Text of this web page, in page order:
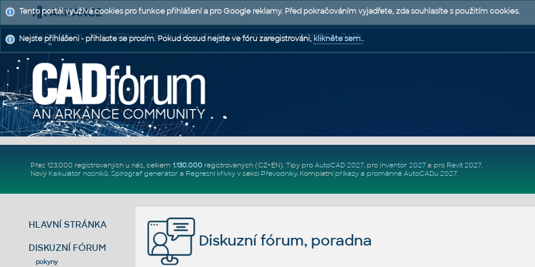
CAD FÓRUM - TIPY A TRIKY | UTILITY | DISKUZE | BLOKY | PODPORA | POMOC A RADY
Přes 123.000 registrovaných u nás, celkem 1.130.000registrovaných (CZ+EN). Tipy pro AutoCAD 2027, pro Inventor 2027a pro Revit 2027.
Nový Kalkulátor nosníků, Spirograf generátor a Regresní křivkyv sekci Převodníky. Kompletní příkazya proměnné AutoCADu 2027.
HLAVNÍ STRÁNKA
DISKUZNÍ FÓRUM
pokyny
Diskuzní fórum, poradna
Tento portál využívá cookies pro funkce přihlášení a pro Google reklamy. Před pokračováním vyjadřete, zda souhlasíte s použitím cookies.
Nejste přihlášeni - přihlaste se prosím. Pokud dosud nejste ve fóru zaregistrováni,klikněte sem..